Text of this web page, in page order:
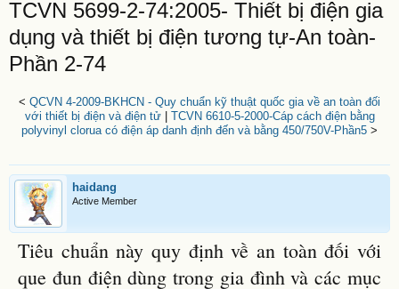
TCVN 5699-2-74:2005- Thiết bị điện gia
dụng và thiết bị điện tương tự-An toàn-
Phần 2-74
< QCVN 4-2009-BKHCN - Quy chuẩn kỹ thuật quốc gia về an toàn đối
với thiết bị điện và điện tử| TCVN 6610-5-2000-Cáp cách điện bằng
polyvinyl clorua có điện áp danh định đến và bằng 450/750V-Phần5 >
haidang
Active Member
Tiêu chuẩn này quy định về an toàn đối với
que đun điện dùng trong gia đình và các mục